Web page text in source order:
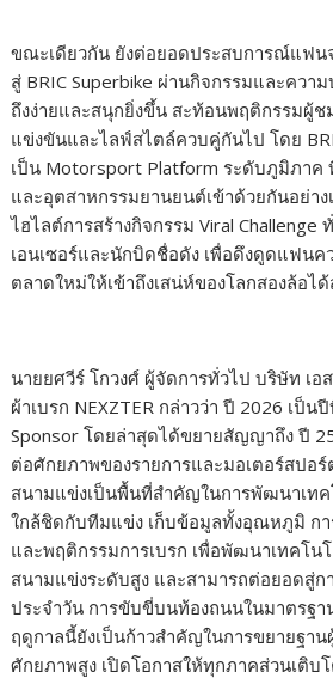
ขณะเดียวกัน ยังต่อยอดประสบการณ์แฟน
สู่ BRIC Superbike ผ่านกิจกรรมและควา
ถึงง่ายและสนุกยิ่งขึ้น สะท้อนพฤติกรรมผู้
แข่งขันและไลฟ์สไตล์ควบคู่กันไป โดย
เป็น Motorsport Platform ระดับภูมิภาค
และอุตสาหกรรมยานยนต์เข้าด้วยกันอย่า
ไฮไลต์การสร้างกิจกรรม Viral Challenge
เอนเซอร์และนักบิดชื่อดัง เพื่อดึงดูดแฟนค
ตลาดใหม่ให้เข้าถึงเสน่ห์ของโลกสองล้อไ
นายยศวีร์ โกวงศ์ ผู้จัดการทั่วไป บริษัท เอ
ผ้าเบรก NEXZTER กล่าวว่า ปี 2026 เป็น
Sponsor โดยล่าสุดได้ขยายสัญญาถึง ปี
ต่อศักยภาพของรายการและมอเตอร์สปอร์
สนามแข่งเป็นพื้นที่สำคัญในการพัฒนาเทค
ใกล้ชิดกับทีมแข่ง เก็บข้อมูลทั้งอุณหภูมิ กา
และพฤติกรรมการเบรก เพื่อพัฒนาเทคโน
สนามแข่งระดับสูง และสามารถต่อยอดสู่ก
ประจำวัน การขับขี่บนท้องถนนในมาตรฐ
ฤดูกาลนี้ยังเป็นก้าวสำคัญในการขยายฐ
ศักยภาพสูง เปิดโอกาสให้ทุกภาคส่วนเติบ